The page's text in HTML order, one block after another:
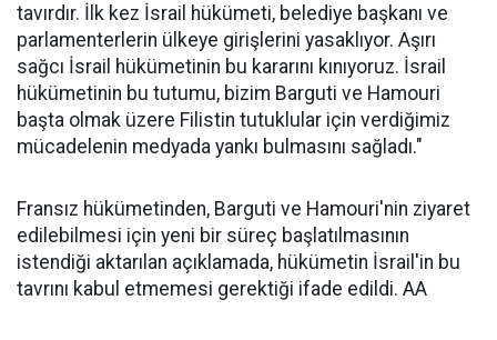
tavırdır. İlk kez İsrail hükümeti, belediye başkanı ve
parlamenterlerin ülkeye girişlerini yasaklıyor. Aşırı
sağcı İsrail hükümetinin bu kararını kınıyoruz. İsrail
hükümetinin bu tutumu, bizim Barguti ve Hamouri
başta olmak üzere Filistin tutuklular için verdiğimiz
mücadelenin medyada yankı bulmasını sağladı."
Fransız hükümetinden, Barguti ve Hamouri'nin ziyaret
edilebilmesi için yeni bir süreç başlatılmasının
istendiği aktarılan açıklamada, hükümetin İsrail'in bu
tavrını kabul etmemesi gerektiği ifade edildi. AA